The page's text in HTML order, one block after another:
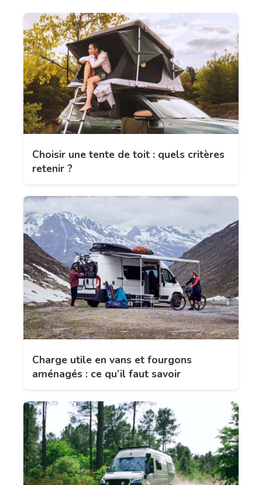
Choisir une tente de toit : quels critères
retenir ?
Charge utile en vans et fourgons
aménagés : ce qu’il faut savoir